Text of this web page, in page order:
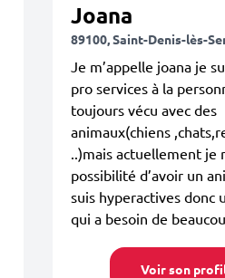
Joana
89100, Saint-Denis-lès-
Je m’appelle joana je
pro services à la
toujours vécu avec des
animaux(chiens
..)mais actuellement je
possibilité d’avoir un
suis hyperactives donc
qui a besoin de
Voir son